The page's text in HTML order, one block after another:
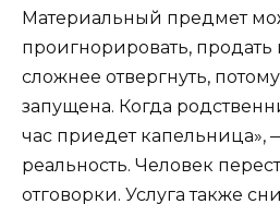
Материальный предмет
проигнорировать, продать
сложнее отвергнуть,
запущена. Когда
час приедет капельница»,
реальность. Человек
отговорки. Услуга также